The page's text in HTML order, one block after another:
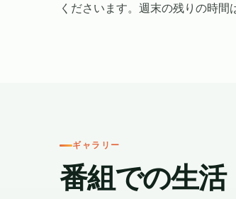
くださいます。週末の残りの時間
ギャラリー
番組での生活